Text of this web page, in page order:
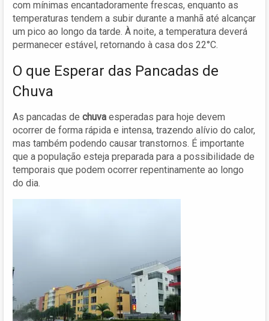
com mínimas encantadoramente frescas, enquanto as
temperaturas tendem a subir durante a manhã até alcançar
um pico ao longo da tarde. À noite, a temperatura deverá
permanecer estável, retornando à casa dos 22°C.
O que Esperar das Pancadas de
Chuva
As pancadas de chuva esperadas para hoje devem
ocorrer de forma rápida e intensa, trazendo alívio do calor,
mas também podendo causar transtornos. É importante
que a população esteja preparada para a possibilidade de
temporais que podem ocorrer repentinamente ao longo
do dia.